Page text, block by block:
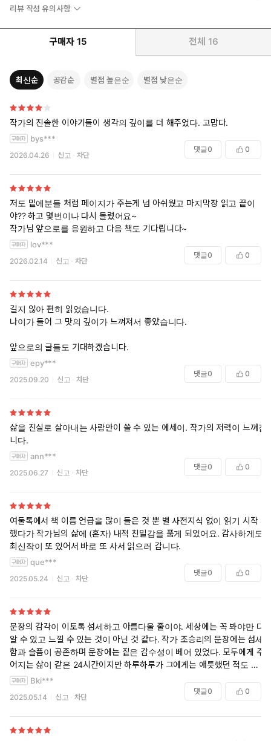
리뷰 작성 유의사항
구매자 15 전체 16
최신순 공감순 별점 높은순 별점 낮은순
작가의 진솔한 이야기들이 생각의 깊이를 더 해주었다. 고맙다.
bys***
2026.04.26 신고 차단
댓글0 0
저도 밑에분들 처럼 페이지가 주는게 넘 아쉬웠고 마지막장 읽고 끝이
야?? 하고 몇번이나 다시 돌렸어요~
작가님 앞으로를 응원하고 다음 책도 기다립니다~
lov***
2026.02.14 신고 차단
댓글0 0
길지 않아 편히 읽었습니다.
나이가 들어 그 맛의 깊이가 느껴져서 좋았습니다.
앞으로의 글들도 기대하겠습니다.
epy***
2025.09.20 신고 차단
댓글0 0
삶을 진실로 살아내는 사람만이 쓸 수 있는 에세이. 작가의 저력이 느껴집
니다.
ann***
2025.06.27 신고 차단
댓글0 0
여둘톡에서 책 이름 언급을 많이 들은 것 뿐 별 사전지식 없이 읽기 시작
했다가 작가님의 삶에 (혼자) 내적 친밀감을 품게 되었어요. 감사하게도
최신작이 또 있어서 바로 또 사서 읽으러 갑니다.
que***
2025.05.24 신고 차단
댓글0 0
문장의 감각이 이토록 섬세하고 아름다울 줄이야. 세상에는 꼭 봐야만 다
알 수 있고 느낄 수 있는 것이 아닌 것 같다. 작가 조승리의 문장에는 섬세
함과 슬픔이 공존하며 문장에는 짙은 감수성이 베어 있었다. 모두에게 주
어지는 삶이 같은 24시간이지만 하루하루가 그에게는 애틋했던 적도 있
었고, 불행을 오롯이 마주해야하는 지금, 그녀는 다름을 받아들이고 포기
하기보다 새롭지만 새롭지 않은, 별난 것 같지만 별나지 않은 삶을 살아내
고 있었다. 계속 그녀의 문장이 기다려진다.
Bki***
2025.05.14 신고 차단
댓글0 0